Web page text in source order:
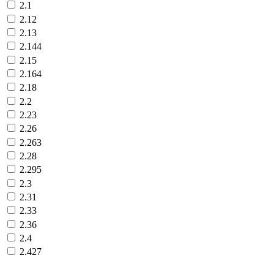
2.1
2.12
2.13
2.144
2.15
2.164
2.18
2.2
2.23
2.26
2.263
2.28
2.295
2.3
2.31
2.33
2.36
2.4
2.427